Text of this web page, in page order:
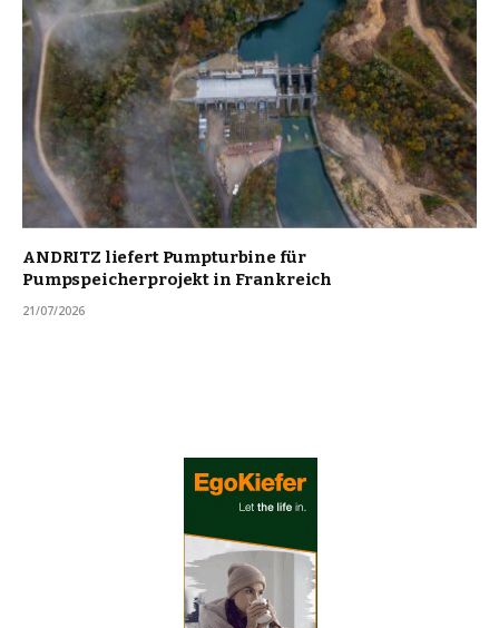
ANDRITZ liefert Pumpturbine für
Pumpspeicherprojekt in Frankreich
21/07/2026